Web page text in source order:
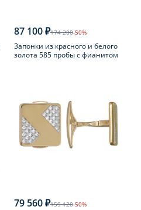
87 100 ₽174 200-50%
Запонки из красного и белого
золота 585 пробы с фианитом
79 560 ₽159 120-50%